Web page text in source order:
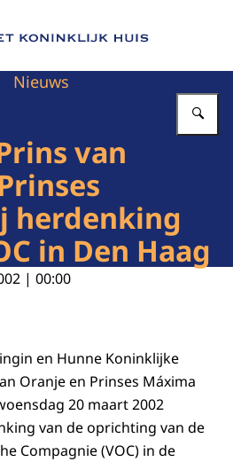
van Het Koninklijk Huis
Nieuws
van
herdenking
in Den Haag
| 00:00
en Hunne Koninklijke
Oranje en Prinses Máxima
20 maart 2002
van de oprichting van de
Compagnie (VOC) in de